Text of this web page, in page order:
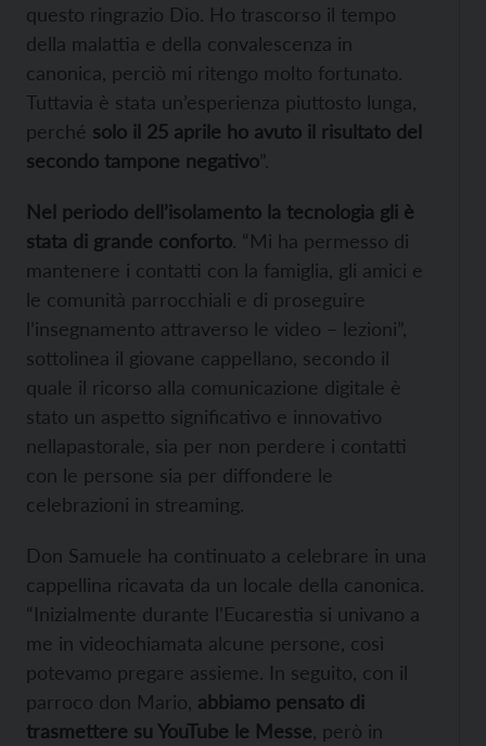
questo ringrazio Dio. Ho trascorso il tempo
della malattia e della convalescenza in
canonica, perciò mi ritengo molto fortunato.
Tuttavia è stata un’esperienza piuttosto lunga,
perché solo il 25 aprile ho avuto il risultato del
secondo tampone negativo”.
Nel periodo dell’isolamento la tecnologia gli è
stata di grande conforto. “Mi ha permesso di
mantenere i contatti con la famiglia, gli amici e
le comunità parrocchiali e di proseguire
l’insegnamento attraverso le video – lezioni”,
sottolinea il giovane cappellano, secondo il
quale il ricorso alla comunicazione digitale è
stato un aspetto significativo e innovativo
nellapastorale, sia per non perdere i contatti
con le persone sia per diffondere le
celebrazioni in streaming.
Don Samuele ha continuato a celebrare in una
cappellina ricavata da un locale della canonica.
“Inizialmente durante l’Eucarestia si univano a
me in videochiamata alcune persone, così
potevamo pregare assieme. In seguito, con il
parroco don Mario, abbiamo pensato di
trasmettere su YouTube le Messe , però in